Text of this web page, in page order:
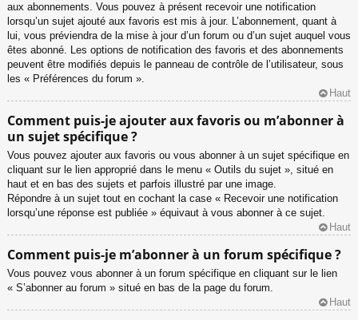
aux abonnements. Vous pouvez à présent recevoir une notification
lorsqu’un sujet ajouté aux favoris est mis à jour. L’abonnement, quant à
lui, vous préviendra de la mise à jour d’un forum ou d’un sujet auquel vous
êtes abonné. Les options de notification des favoris et des abonnements
peuvent être modifiés depuis le panneau de contrôle de l’utilisateur, sous
les « Préférences du forum ».
Haut
Comment puis-je ajouter aux favoris ou m’abonner à
un sujet spécifique ?
Vous pouvez ajouter aux favoris ou vous abonner à un sujet spécifique en
cliquant sur le lien approprié dans le menu « Outils du sujet », situé en
haut et en bas des sujets et parfois illustré par une image.
Répondre à un sujet tout en cochant la case « Recevoir une notification
lorsqu’une réponse est publiée » équivaut à vous abonner à ce sujet.
Haut
Comment puis-je m’abonner à un forum spécifique ?
Vous pouvez vous abonner à un forum spécifique en cliquant sur le lien
« S’abonner au forum » situé en bas de la page du forum.
Haut